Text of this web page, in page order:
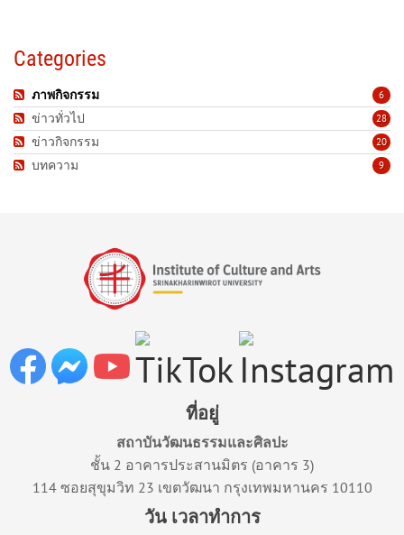
Categories
6
ภาพกิจกรรม
28
ข่าวทั่วไป
20
ข่าวกิจกรรม
9
บทความ
ที่อยู่
สถาบันวัฒนธรรมและศิลปะ
ชั้น 2 อาคารประสานมิตร (อาคาร 3)
114 ซอยสุขุมวิท 23 เขตวัฒนา กรุงเทพมหานคร 10110
วัน เวลาทำการ